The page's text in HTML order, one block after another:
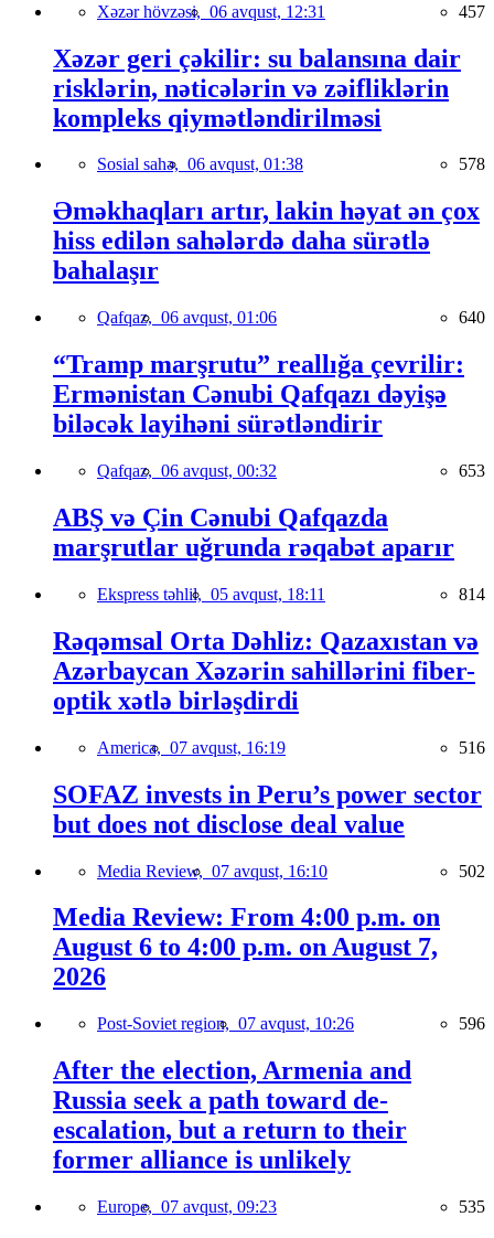
Xəzər hövzəsi, 06 avqust, 12:31 457
Xəzər geri çəkilir: su balansına dair
risklərin, nəticələrin və zəifliklərin
kompleks qiymətləndirilməsi
Sosial sahə, 06 avqust, 01:38 578
Əməkhaqları artır, lakin həyat ən çox
hiss edilən sahələrdə daha sürətlə
bahalaşır
Qafqaz, 06 avqust, 01:06 640
“Tramp marşrutu” reallığa çevrilir:
Ermənistan Cənubi Qafqazı dəyişə
biləcək layihəni sürətləndirir
Qafqaz, 06 avqust, 00:32 653
ABŞ və Çin Cənubi Qafqazda
marşrutlar uğrunda rəqabət aparır
Ekspress təhlil, 05 avqust, 18:11 814
Rəqəmsal Orta Dəhliz: Qazaxıstan və
Azərbaycan Xəzərin sahillərini fiber-
optik xətlə birləşdirdi
America, 07 avqust, 16:19 516
SOFAZ invests in Peru’s power sector
but does not disclose deal value
Media Review, 07 avqust, 16:10 502
Media Review: From 4:00 p.m. on
August 6 to 4:00 p.m. on August 7,
2026
Post-Soviet region, 07 avqust, 10:26 596
After the election, Armenia and
Russia seek a path toward de-
escalation, but a return to their
former alliance is unlikely
Europe, 07 avqust, 09:23 535